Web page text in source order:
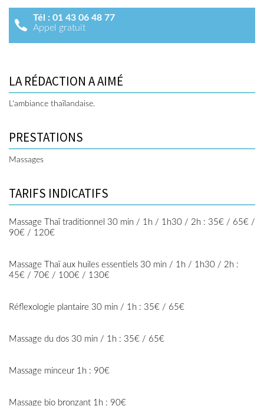
Tél : 01 43 06 48 77
Appel gratuit
LA RÉDACTION A AIMÉ
L'ambiance thaïlandaise.
PRESTATIONS
Massages
TARIFS INDICATIFS
Massage Thaï traditionnel 30 min / 1h / 1h30 / 2h : 35€ / 65€ /
90€ / 120€
Massage Thaï aux huiles essentiels 30 min / 1h / 1h30 / 2h :
45€ / 70€ / 100€ / 130€
Réflexologie plantaire 30 min / 1h : 35€ / 65€
Massage du dos 30 min / 1h : 35€ / 65€
Massage minceur 1h : 90€
Massage bio bronzant 1h : 90€